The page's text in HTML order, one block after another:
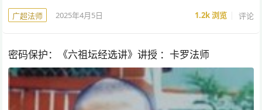
广超法师 2025年4月5日 1.2k浏览 评论
密码保护：《六祖坛经选讲》讲授 ：卡罗法师